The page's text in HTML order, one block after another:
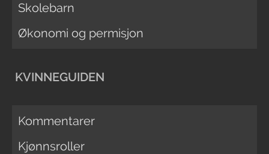
Skolebarn
Økonomi og permisjon
KVINNEGUIDEN
Kommentarer
Kjønnsroller